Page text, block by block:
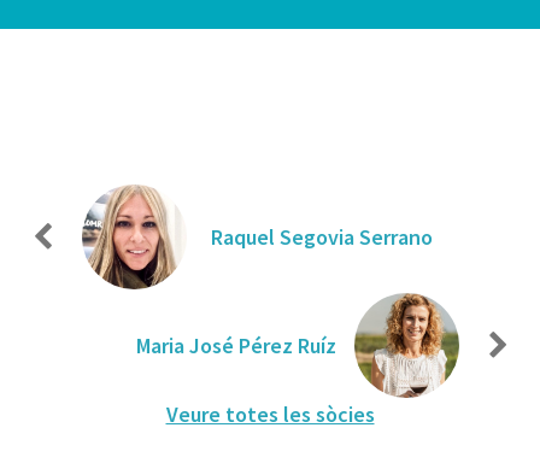
Raquel Segovia Serrano
Maria José Pérez Ruíz
Veure totes les sòcies